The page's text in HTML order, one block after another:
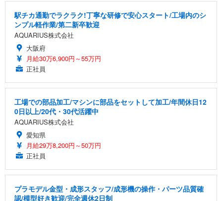
駅チカ通勤でラクラク!丁寧な研修で安心スタート/工場内のシ
ンプル軽作業/第二新卒歓迎
AQUARIUS株式会社
大阪府
月給30万6,900円～55万円
正社員
工場での部品加工/マシンに部品をセットして加工/年間休日12
0日以上/20代・30代活躍中
AQUARIUS株式会社
愛知県
月給29万8,200円～50万円
正社員
プラモデル金型・成形スタッフ/成形機の操作・パーツ品質確
認/模型好き歓迎/完全週休2日制